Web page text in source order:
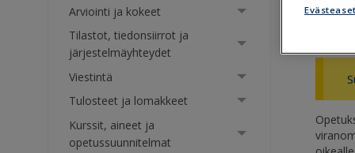
Arviointi ja kokeet
Tilastot, tiedonsiirrot ja
järjestelmäyhteydet
Viestintä
Tulosteet ja lomakkeet
Kurssit, aineet ja
opetussuunnitelmat